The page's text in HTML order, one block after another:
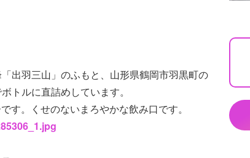
出羽三山」のふもと、山形県鶴岡市羽黒町の
トルに直詰めしています。
す。くせのないまろやかな飲み口です。